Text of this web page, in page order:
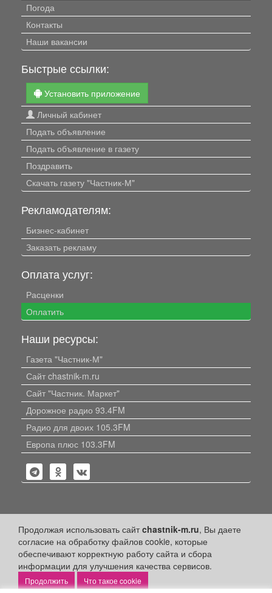
Продолжая использовать сайтchastnik-m.ru, Вы даете
согласие на обработку файлов cookie, которые
обеспечивают корректную работу сайта и сбора
информации для улучшения качества сервисов.
Что такое cookie
Погода
Контакты
Наши вакансии
Быстрые ссылки:
Установить приложение
Личный кабинет
Подать объявление
Подать объявление в газету
Поздравить
Скачать газету "Частник-М"
Рекламодателям:
Бизнес-кабинет
Заказать рекламу
Оплата услуг:
Расценки
Оплатить
Наши ресурсы:
Газета "Частник-М"
Сайт chastnik-m.ru
Сайт "Частник. Маркет"
Дорожное радио 93.4FM
Радио для двоих 105.3FM
Европа плюс 103.3FM
Политика конфиденциальности
Публикации с пометкой «Реклама», «На правах рекламы»,
«Партнёрский проект» оплачены рекламодателем.
Редакция сайта не несет ответственности за достоверность
объявлениях.